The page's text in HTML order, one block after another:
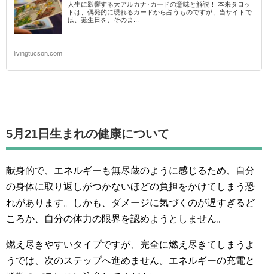
人生に影響する大アルカナ･カードの意味と解説！ 本来タロッ
トは、偶発的に現れるカードから占うものですが、当サイトで
は、誕生日を、そのま...
livingtucson.com
5月21日生まれの健康について
献身的で、エネルギーも無尽蔵のように感じるため、自分
の身体に取り返しがつかないほどの負担をかけてしまう恐
れがあります。しかも、ダメージに気づくのが遅すぎるど
ころか、自分の体力の限界を認めようとしません。
燃え尽きやすいタイプですが、完全に燃え尽きてしまうよ
うでは、次のステップへ進めません。エネルギーの充電と